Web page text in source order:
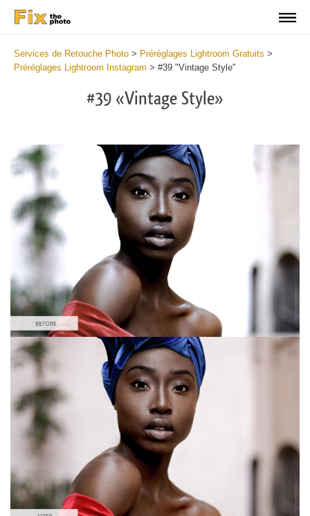
Services de Retouche Photo > Préréglages Lightroom Gratuits >
Préréglages Lightroom Instagram > #39 "Vintage Style"
#39 «Vintage Style»
Veuillez sélectionner
Free Instagram Preset #39
Vintage Love
(60 Lr Presets)
Luxe Wedding
(230 Lr Presets)
Must-Have Collection